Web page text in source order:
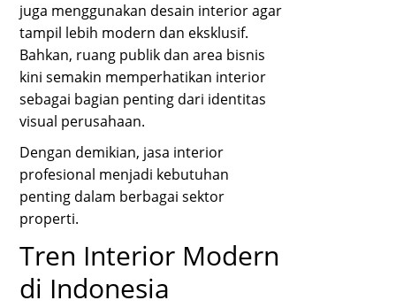
juga menggunakan desain interior agar
tampil lebih modern dan eksklusif.
Bahkan, ruang publik dan area bisnis
kini semakin memperhatikan interior
sebagai bagian penting dari identitas
visual perusahaan.
Dengan demikian, jasa interior
profesional menjadi kebutuhan
penting dalam berbagai sektor
properti.
Tren Interior Modern
di Indonesia